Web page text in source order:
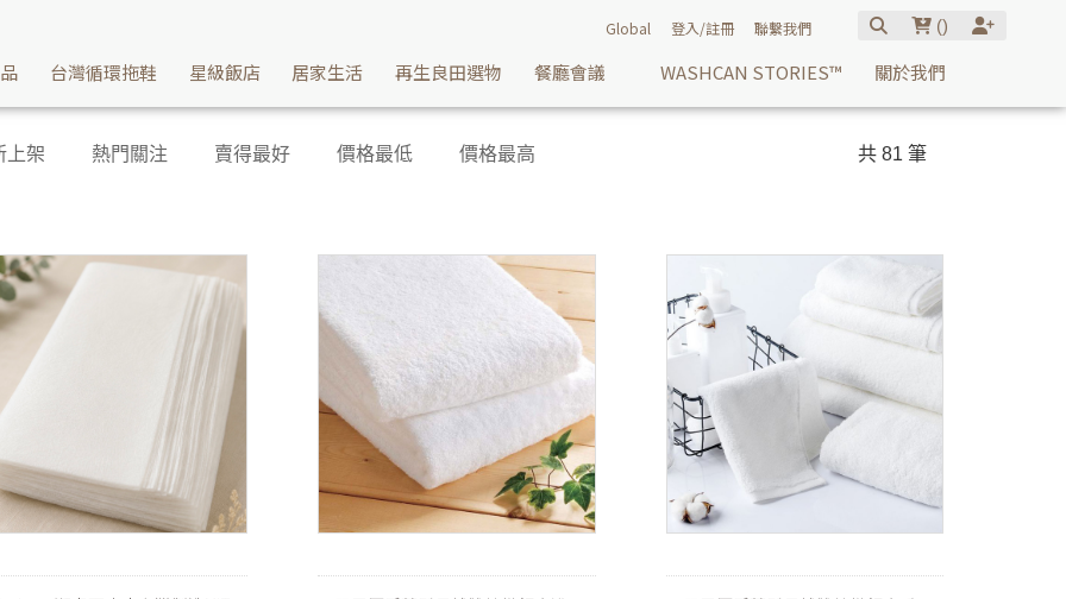
Global 登入/註冊 聯繫我們 ()
台灣循環拖鞋 星級飯店 居家生活 再生良田選物 餐廳會議 WASHCAN STORIES™ 關於我們
上架 熱門關注 賣得最好 價格最低 價格最高 共 81 筆